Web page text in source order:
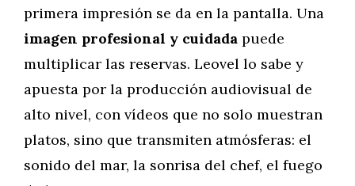
primera impresión se da en la pantalla. Una
imagen profesional y cuidada puede
multiplicar las reservas. Leovel lo sabe y
apuesta por la producción audiovisual de
alto nivel, con vídeos que no solo muestran
platos, sino que transmiten atmósferas: el
sonido del mar, la sonrisa del chef, el fuego